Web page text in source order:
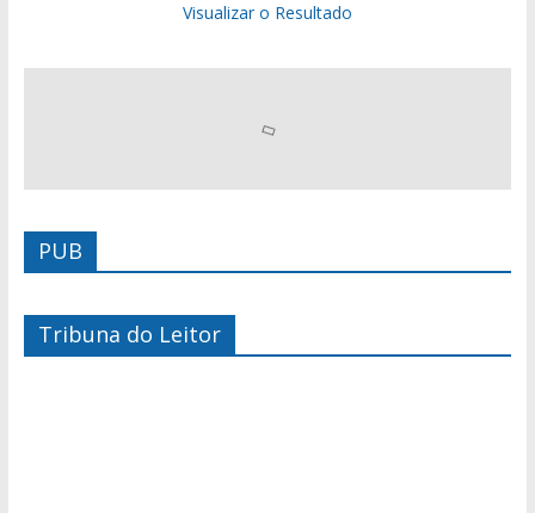
Visualizar o Resultado
PUB
Tribuna do Leitor